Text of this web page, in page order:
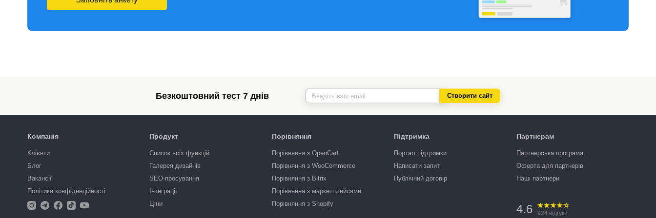
Безкоштовний тест 7 днів Створити сайт
Компанія
Клієнти
Блог
Вакансії
Політика конфіденційності
Продукт
Список всіх функцій
Галерея дизайнів
SEO-просування
Інтеграції
Ціни
Порівняння
Порівняння з OpenCart
Порівняння з WooCommerce
Порівняння з Bitrix
Порівняння з маркетплейсами
Порівняння з Shopify
Підтримка
Портал підтримки
Написати запит
Публічний договір
Партнерам
Партнерська програма
Оферта для партнерів
Наші партнери
4.6 924 відгуки